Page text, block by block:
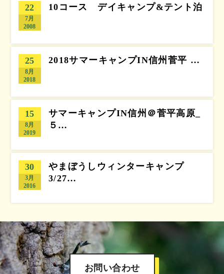
22
7月
2008
10コース デイキャンプ&テント泊
25
8月
2018
2018サマーキャンプIN信州菅平 …
15
8月
2019
サマーキャンプIN信州＠菅平高原_
５…
30
3月
2016
やまぼうしウィンターキャンプ
3/27…
お問い合わせ